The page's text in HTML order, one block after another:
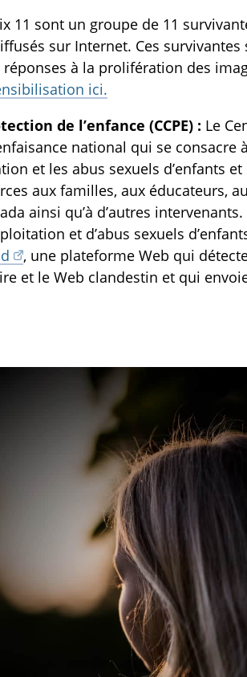
11 sont un groupe de 11
sur Internet. Ces
à la prolifération des
ici.
de l’enfance (CCPE) : Le
national qui se
et les abus sexuels d’enfants
aux familles, aux éducateurs,
ainsi qu’à d’autres intervenants.
et d’abus sexuels
, une plateforme Web qui
et le Web clandestin et qui